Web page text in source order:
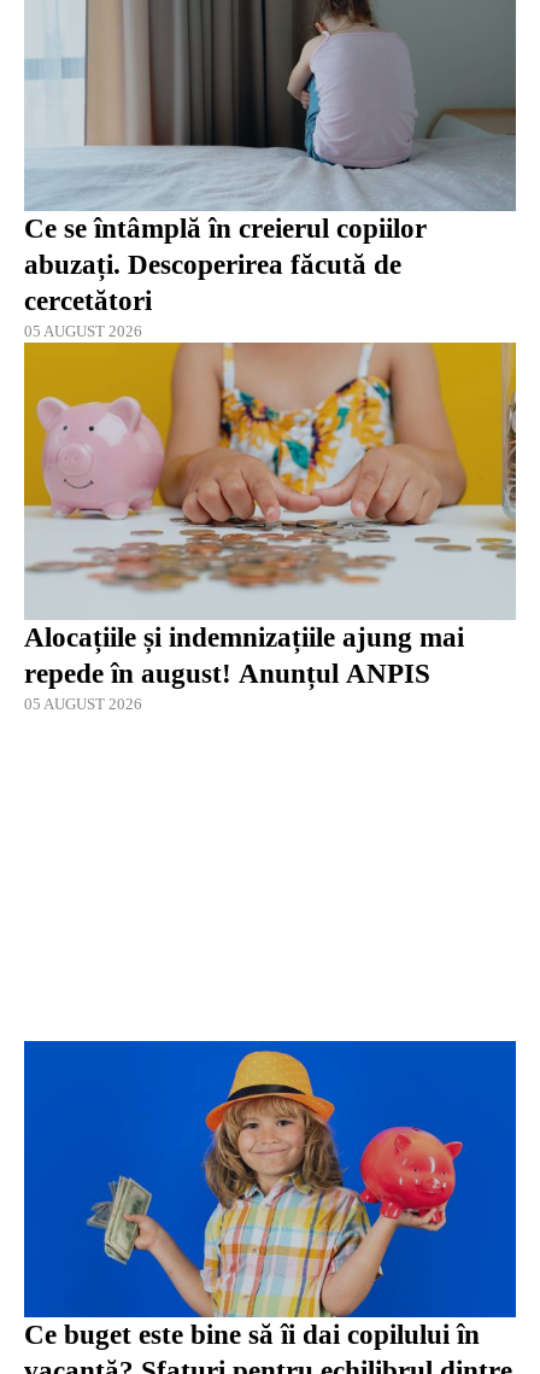
Ce se întâmplă în creierul copiilor
abuzați. Descoperirea făcută de
cercetători
05 AUGUST 2026
Alocațiile și indemnizațiile ajung mai
repede în august! Anunțul ANPIS
05 AUGUST 2026
Ce buget este bine să îi dai copilului în